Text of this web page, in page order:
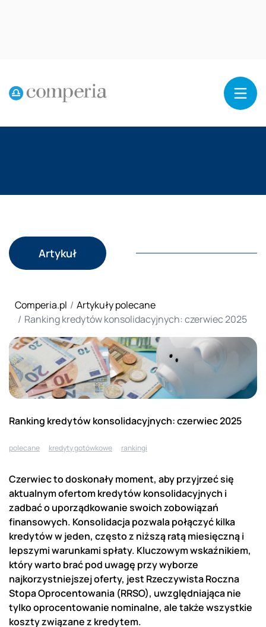
Artykuł
Comperia.pl
Artykuły polecane
Ranking kredytów konsolidacyjnych: czerwiec 2025
Ranking kredytów konsolidacyjnych: czerwiec 2025
polecane kredyty gotówkowe rankingi
Czerwiec to doskonały moment, aby przyjrzeć się
aktualnym ofertom kredytów konsolidacyjnych i
zadbać o uporządkowanie swoich zobowiązań
finansowych. Konsolidacja pozwala połączyć kilka
kredytów w jeden, często z niższą ratą miesięczną i
lepszymi warunkami spłaty. Kluczowym wskaźnikiem,
który warto brać pod uwagę przy wyborze
najkorzystniejszej oferty, jest Rzeczywista Roczna
Stopa Oprocentowania (RRSO), uwzględniająca nie
tylko oprocentowanie nominalne, ale także wszystkie
koszty związane z kredytem.